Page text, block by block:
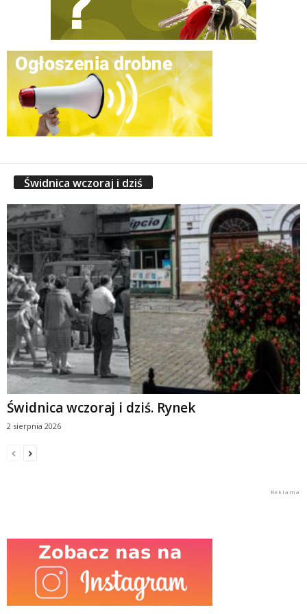
Świdnica wczoraj i dziś
Świdnica wczoraj i dziś. Rynek
2 sierpnia 2026